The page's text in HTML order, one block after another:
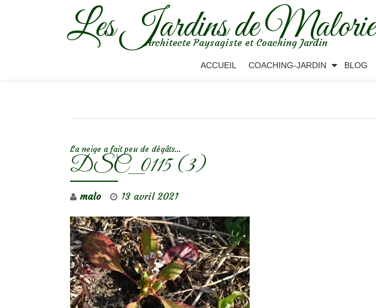
Les Jardins de Malorie
Architecte Paysagiste et Coaching Jardin
ACCUEIL COACHING-JARDIN BLOG
La neige a fait peu de dégâts…
DSC_0115 (3)
malo 13 avril 2021